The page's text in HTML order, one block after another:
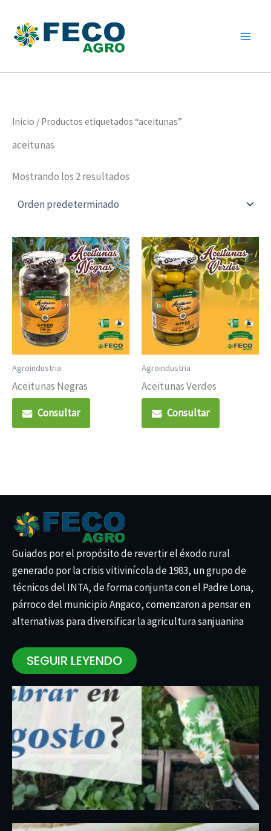
contenido
Inicio / Productos etiquetados “aceitunas”
aceitunas
Mostrando los 2 resultados
Agroindustria
Aceitunas Negras
Consultar
Agroindustria
Aceitunas Verdes
Consultar
Guiados por el propósito de revertir el éxodo rural
generado por la crisis vitivinícola de 1983, un grupo de
técnicos del INTA, de forma conjunta con el Padre Lona,
párroco del municipio Angaco, comenzaron a pensar en
alternativas para diversificar la agricultura sanjuanina
SEGUIR LEYENDO